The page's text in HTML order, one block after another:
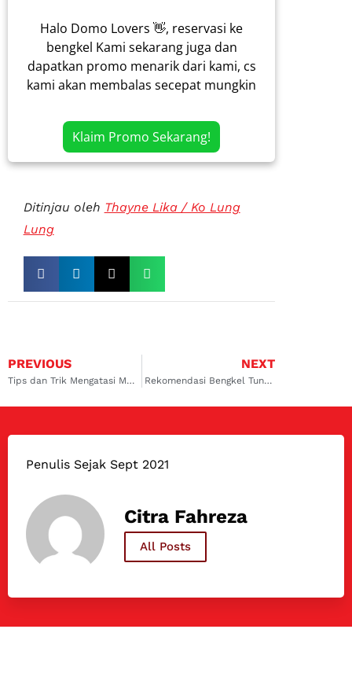
Halo Domo Lovers 👋, reservasi ke
bengkel Kami sekarang juga dan
dapatkan promo menarik dari kami, cs
kami akan membalas secepat mungkin
Klaim Promo Sekarang!
Ditinjau oleh Thayne Lika / Ko Lung
Lung
PREVIOUS
Tips dan Trik Mengatasi Mesin Diesel yang Ngegas Sendiri!
NEXT
Rekomendasi Bengkel Tune Up Mobil di Bali Denpasar Andalan
Penulis Sejak Sept 2021
Citra Fahreza
All Posts